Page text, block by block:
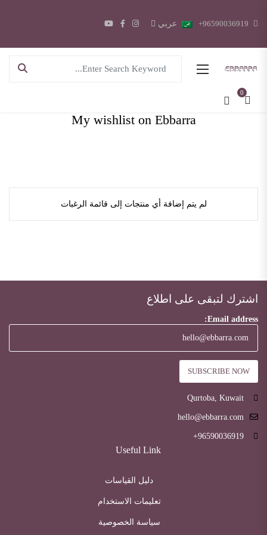
96590036919+ عربي
0
My wishlist on Ebbarra
لم يتم إضافة أي منتجات إلى قائمة الرغبات
اشترك لتبقى على اطلاع
Email address:
Qurtoba, Kuwait
hello@ebbarra.com
96590036919+
Useful Link
دليل القياسات
تعليمات الاستخدام
سياسة الخصوصية